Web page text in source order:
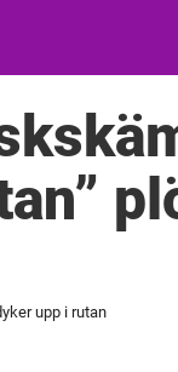
upp i rutan